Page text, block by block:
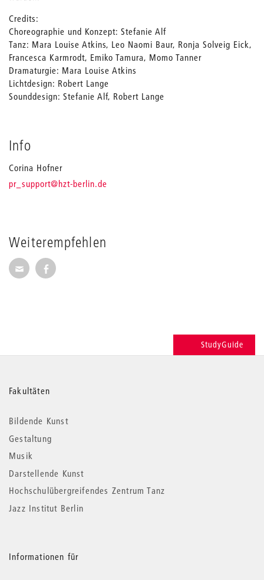
Weiterempfehlen
Seite per E-Mail weiterempfehlen
Seite auf Facebook weiterempfehlen
Credits:
Choreographie und Konzept: Stefanie Alf
Tanz: Mara Louise Atkins, Leo Naomi Baur, Ronja Solveig Eick,
Francesca Karmrodt, Emiko Tamura, Momo Tanner
Dramaturgie: Mara Louise Atkins
Lichtdesign: Robert Lange
Sounddesign: Stefanie Alf, Robert Lange
Info
Corina Hofner
pr_support_
@hzt-berlin.de
StudyGuide
Weitere
Informationen
Fakultäten
Bildende Kunst
Gestaltung
Musik
Darstellende Kunst
Hochschulübergreifendes Zentrum Tanz
Jazz Institut Berlin
Informationen für